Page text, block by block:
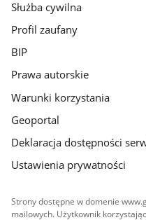
Służba cywilna
Profil zaufany
BIP
Prawa autorskie
Warunki korzystania
Geoportal
Deklaracja dostępności
Ustawienia prywatności
Strony dostępne w domenie
mailowych. Użytkownik